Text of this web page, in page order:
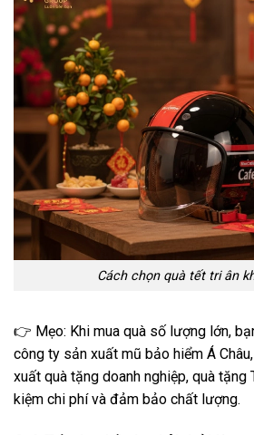
Cách chọn quà tết tri ân
👉 Mẹo: Khi mua quà số lượng lớn,
công ty sản xuất mũ bảo hiểm Á
xuất quà tặng doanh nghiệp, quà tặng
kiệm chi phí và đảm bảo chất lượng.